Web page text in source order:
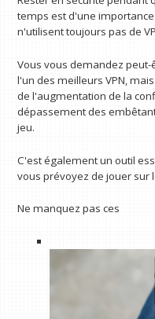
temps est d'une
n'utilisent toujours pas de
Vous vous demandez
l'un des meilleurs VPN,
de l'augmentation de la
dépassement des
jeu.
C'est également un outil
vous prévoyez de jouer sur
Ne manquez pas ces